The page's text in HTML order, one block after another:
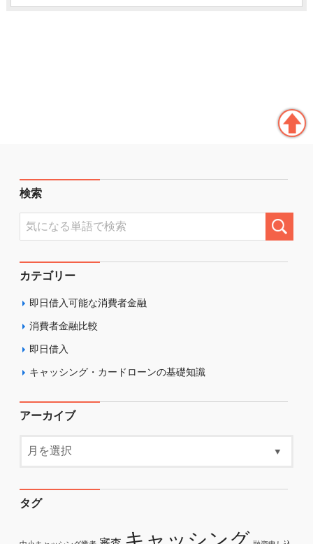
検索
カテゴリー
即日借入可能な消費者金融
消費者金融比較
即日借入
キャッシング・カードローンの基礎知識
アーカイブ
タグ